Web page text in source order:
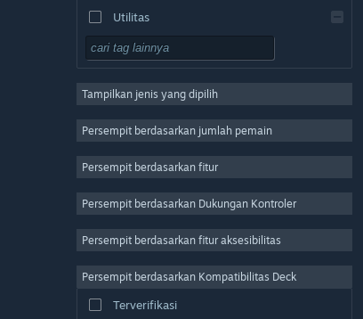
Utilitas
F2P
MMO
Indie
Kasual
Simulasi
Produksi Video
Pengeditan Foto
Tampilkan jenis yang dipilih
Persempit berdasarkan jumlah pemain
Persempit berdasarkan fitur
Persempit berdasarkan Dukungan Kontroler
Persempit berdasarkan fitur aksesibilitas
Persempit berdasarkan Kompatibilitas Deck
Terverifikasi